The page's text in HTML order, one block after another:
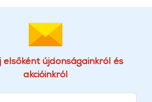
elsőként újdonságainkról és
akcióinkról